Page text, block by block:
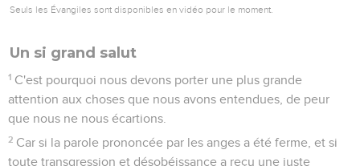
15 et qu'il délivrât tous ceux qui, par la crainte de la mort,
16 Car, certes, il ne prend pas les anges, mais il prend la
semence d'Abraham.
17 C'est pourquoi il dut, en toutes choses, être rendu
semblable à ses frères, afin qu'il fût un miséricordieux et
fidèle souverain sacrificateur dans les choses qui concernent
Dieu, pour faire propitiation pour les péchés du peuple.